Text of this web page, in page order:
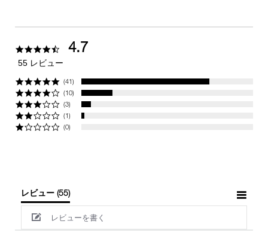
4.7
star
4.7
55 レビュー
(41)
(10)
(3)
(1)
(0)
レビュー (55)
レビューを書く